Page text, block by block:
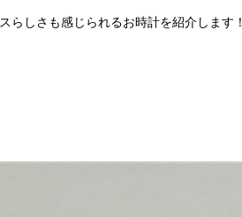
らしさも感じられるお時計を紹介します！